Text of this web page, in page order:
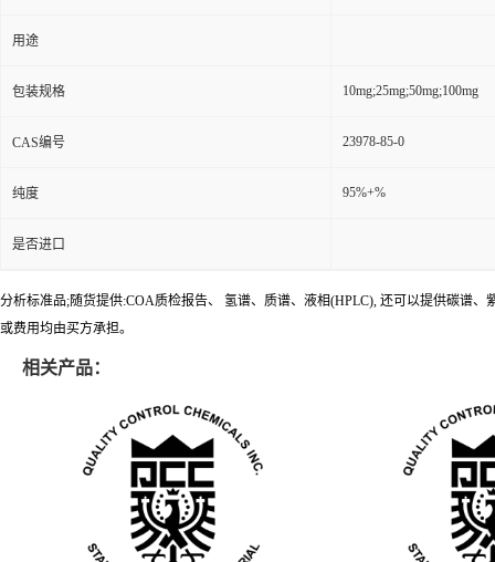
用途
包装规格 10mg;25mg;50mg;100mg
CAS编号 23978-85-0
纯度 95%+%
是否进口
分析标准品;随货提供:COA质检报告、 氢谱、质谱、液相(HPLC), 还可以提供碳谱
或费用均由买方承担。
相关产品：